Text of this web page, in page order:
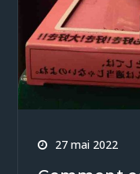
27 mai 2022